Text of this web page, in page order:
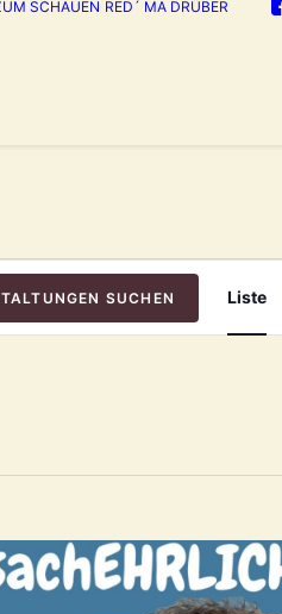
SCHAUEN RED´ MA DRÜBER
SUCHEN Liste